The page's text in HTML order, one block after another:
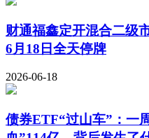
财通福鑫定开混合二级
6月18日全天停牌
2026-06-18
债券ETF“过山车”：一